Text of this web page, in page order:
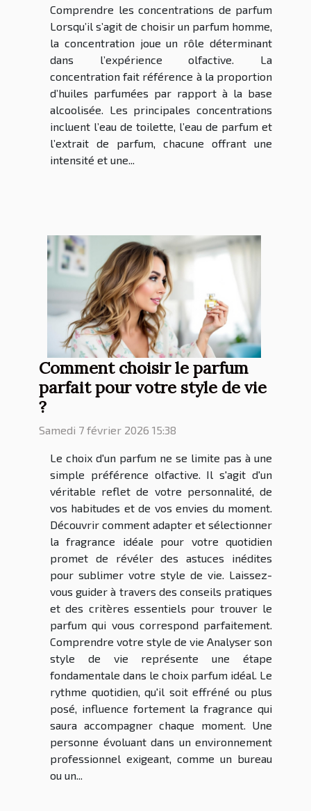
Comprendre les concentrations de parfum
Lorsqu’il s’agit de choisir un parfum homme,
la concentration joue un rôle déterminant
dans l’expérience olfactive. La
concentration fait référence à la proportion
d’huiles parfumées par rapport à la base
alcoolisée. Les principales concentrations
incluent l’eau de toilette, l’eau de parfum et
l’extrait de parfum, chacune offrant une
intensité et une...
Comment choisir le parfum
parfait pour votre style de vie
?
Samedi 7 février 2026 15:38
Le choix d'un parfum ne se limite pas à une
simple préférence olfactive. Il s'agit d'un
véritable reflet de votre personnalité, de
vos habitudes et de vos envies du moment.
Découvrir comment adapter et sélectionner
la fragrance idéale pour votre quotidien
promet de révéler des astuces inédites
pour sublimer votre style de vie. Laissez-
vous guider à travers des conseils pratiques
et des critères essentiels pour trouver le
parfum qui vous correspond parfaitement.
Comprendre votre style de vie Analyser son
style de vie représente une étape
fondamentale dans le choix parfum idéal. Le
rythme quotidien, qu'il soit effréné ou plus
posé, influence fortement la fragrance qui
saura accompagner chaque moment. Une
personne évoluant dans un environnement
professionnel exigeant, comme un bureau
ou un...